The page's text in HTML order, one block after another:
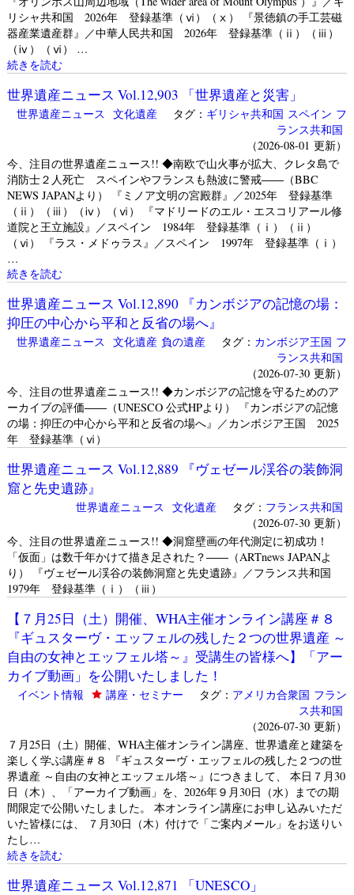
リシャ共和国 2026年 登録基準（ⅵ）（ⅹ） 『景徳鎮の手工芸磁
器産業遺産群』／中華人民共和国 2026年 登録基準（ⅱ）（ⅲ）
（ⅳ）（ⅵ） …
続きを読む
世界遺産ニュース Vol.12,903 「世界遺産と災害」
世界遺産ニュース 文化遺産タグ： ギリシャ共和国 スペイン フ
ランス共和国
（2026-08-01 更新）
今、注目の世界遺産ニュース!! ◆南欧で山火事が拡大、クレタ島で
消防士２人死亡 スペインやフランスも熱波に警戒――（BBC
NEWS JAPANより） 『ミノア文明の宮殿群』／2025年 登録基準
（ⅱ）（ⅲ）（ⅳ）（ⅵ） 『マドリードのエル・エスコリアール修
道院と王立施設』／スペイン 1984年 登録基準（ⅰ）（ⅱ）
（ⅵ） 『ラス・メドゥラス』／スペイン 1997年 登録基準（ⅰ）
…
続きを読む
世界遺産ニュース Vol.12,890 『カンボジアの記憶の場：
抑圧の中心から平和と反省の場へ』
世界遺産ニュース 文化遺産 負の遺産タグ： カンボジア王国 フ
ランス共和国
（2026-07-30 更新）
今、注目の世界遺産ニュース!! ◆カンボジアの記憶を守るためのア
ーカイブの評価――（UNESCO 公式HPより） 『カンボジアの記憶
の場：抑圧の中心から平和と反省の場へ』／カンボジア王国 2025
年 登録基準（ⅵ）
世界遺産ニュース Vol.12,889 『ヴェゼール渓谷の装飾洞
窟と先史遺跡』
世界遺産ニュース 文化遺産タグ： フランス共和国
（2026-07-30 更新）
今、注目の世界遺産ニュース!! ◆洞窟壁画の年代測定に初成功！
「仮面」は数千年かけて描き足された？――（ARTnews JAPANよ
り） 『ヴェゼール渓谷の装飾洞窟と先史遺跡』／フランス共和国
1979年 登録基準（ⅰ）（ⅲ）
【７月25日（土）開催、WHA主催オンライン講座＃８
『ギュスターヴ・エッフェルの残した２つの世界遺産 ～
自由の女神とエッフェル塔～』受講生の皆様へ】「アー
カイブ動画」を公開いたしました！
イベント情報 講座・セミナー タグ： アメリカ合衆国 フラン
ス共和国
（2026-07-30 更新）
７月25日（土）開催、WHA主催オンライン講座、世界遺産と建築を
楽しく学ぶ講座＃８ 『ギュスターヴ・エッフェルの残した２つの世
界遺産 ～自由の女神とエッフェル塔～』につきまして、 本日７月30
日（木）、「アーカイブ動画」を、2026年９月30日（水）までの期
間限定で公開いたしました。 本オンライン講座にお申し込みいただ
いた皆様には、 ７月30日（木）付けで「ご案内メール」をお送りい
たし…
続きを読む
世界遺産ニュース Vol.12,871 「UNESCO」